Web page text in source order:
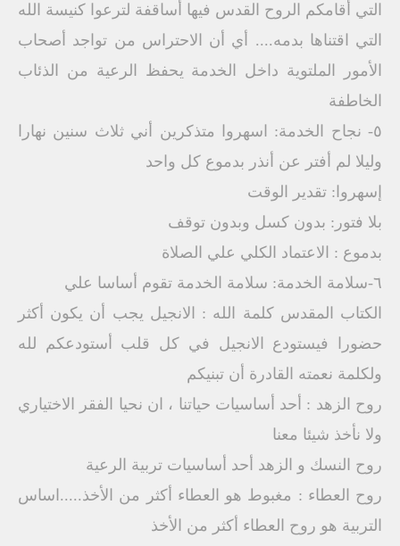
التي أقامكم الروح القدس فيها أساقفة لترعوا كنيسة الله
التي اقتناها بدمه.... أي أن الاحتراس من تواجد أصحاب
الأمور الملتوية داخل الخدمة يحفظ الرعية من الذئاب
الخاطفة
٥- نجاح الخدمة: اسهروا متذكرين أني ثلاث سنين نهارا
وليلا لم أفتر عن أنذر بدموع كل واحد
إسهروا: تقدير الوقت
بلا فتور: بدون كسل وبدون توقف
بدموع : الاعتماد الكلي علي الصلاة
٦-سلامة الخدمة: سلامة الخدمة تقوم أساسا علي
الكتاب المقدس كلمة الله : الانجيل يجب أن يكون أكثر
حضورا فيستودع الانجيل في كل قلب أستودعكم لله
ولكلمة نعمته القادرة أن تبنيكم
روح الزهد : أحد أساسيات حياتنا ، ان نحيا الفقر الاختياري
ولا نأخذ شيئا معنا
روح النسك و الزهد أحد أساسيات تربية الرعية
روح العطاء : مغبوط هو العطاء أكثر من الأخذ.....اساس
التربية هو روح العطاء أكثر من الأخذ